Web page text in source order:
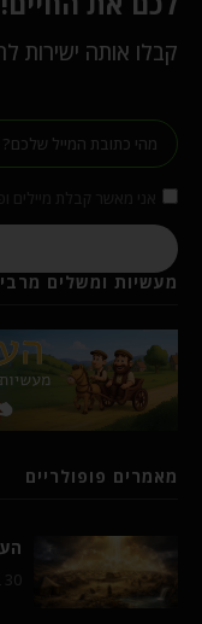
קבלו אותה ישירות
מעשיות ומשלים
מאמרים פופולריים
30 ביולי 2026